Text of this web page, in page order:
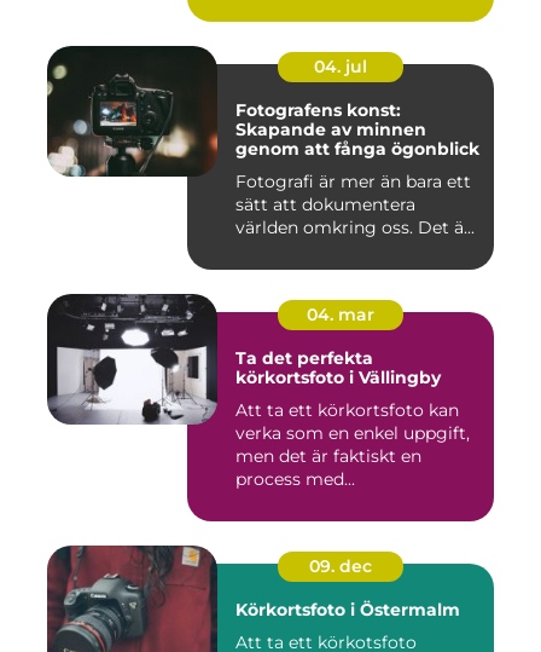
04. jul
Fotografens konst:
Skapande av minnen
genom att fånga ögonblick
Fotografi är mer än bara ett
sätt att dokumentera
världen omkring oss. Det ä...
04. mar
Ta det perfekta
körkortsfoto i Vällingby
Att ta ett körkortsfoto kan
verka som en enkel uppgift,
men det är faktiskt en
process med...
09. dec
Körkortsfoto i Östermalm
Att ta ett körkotsfoto